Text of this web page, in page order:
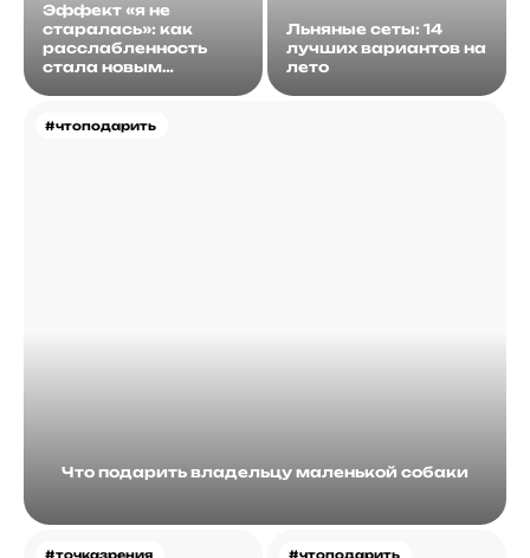
Эффект «я не
старалась»: как
расслабленность
стала новым
#чтоподарить
Что подарить владельцу маленькой собаки
Льняные сеты: 14
лучших вариантов на
лето
#точказрения #чтоподарить